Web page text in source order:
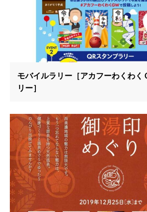
モバイルラリー［アカフーわくわく
リー］